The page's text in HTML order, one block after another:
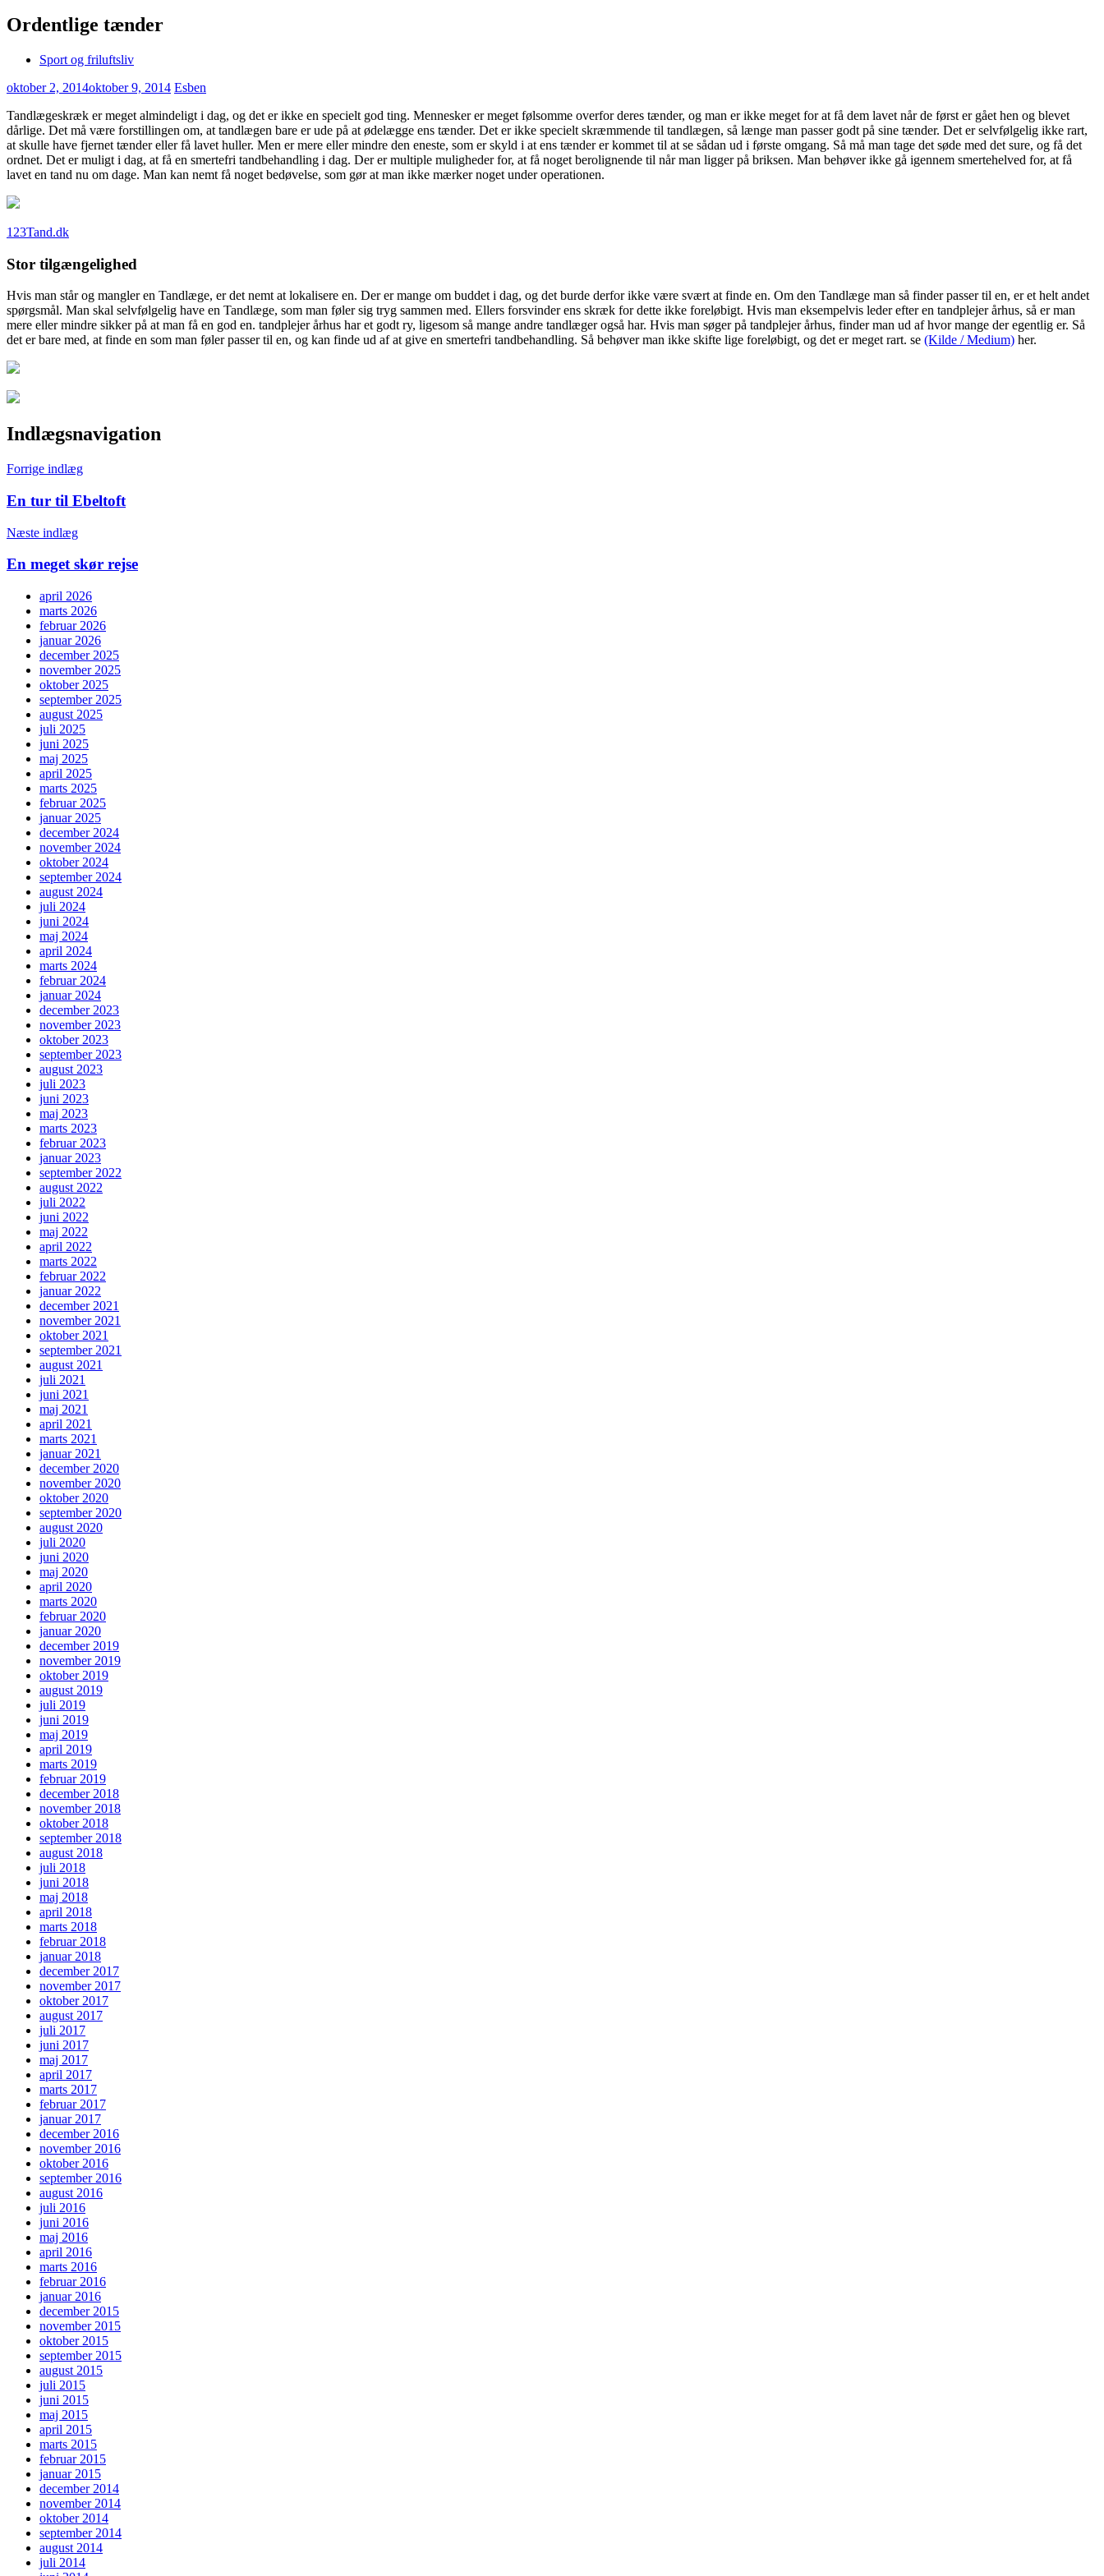
Ordentlige tænder
Sport og friluftsliv
oktober 2, 2014oktober 9, 2014 Esben
Tandlægeskræk er meget almindeligt i dag, og det er ikke en specielt god ting. Mennesker er meget følsomme overfor deres tænder, og man er ikke meget for at få dem lavet når de først er gået hen og blevet
dårlige. Det må være forstillingen om, at tandlægen bare er ude på at ødelægge ens tænder. Det er ikke specielt skræmmende til tandlægen, så længe man passer godt på sine tænder. Det er selvfølgelig ikke rart,
at skulle have fjernet tænder eller få lavet huller. Men er mere eller mindre den eneste, som er skyld i at ens tænder er kommet til at se sådan ud i første omgang. Så må man tage det søde med det sure, og få det
ordnet. Det er muligt i dag, at få en smertefri tandbehandling i dag. Der er multiple muligheder for, at få noget berolignende til når man ligger på briksen. Man behøver ikke gå igennem smertehelved for, at få
lavet en tand nu om dage. Man kan nemt få noget bedøvelse, som gør at man ikke mærker noget under operationen.
123Tand.dk
Stor tilgængelighed
Hvis man står og mangler en Tandlæge, er det nemt at lokalisere en. Der er mange om buddet i dag, og det burde derfor ikke være svært at finde en. Om den Tandlæge man så finder passer til en, er et helt andet
spørgsmål. Man skal selvfølgelig have en Tandlæge, som man føler sig tryg sammen med. Ellers forsvinder ens skræk for dette ikke foreløbigt. Hvis man eksempelvis leder efter en tandplejer århus, så er man
mere eller mindre sikker på at man få en god en. tandplejer århus har et godt ry, ligesom så mange andre tandlæger også har. Hvis man søger på tandplejer århus, finder man ud af hvor mange der egentlig er. Så
det er bare med, at finde en som man føler passer til en, og kan finde ud af at give en smertefri tandbehandling. Så behøver man ikke skifte lige foreløbigt, og det er meget rart. se (Kilde / Medium) her.
Indlægsnavigation
Forrige indlæg
En tur til Ebeltoft
Næste indlæg
En meget skør rejse
april 2026
marts 2026
februar 2026
januar 2026
december 2025
november 2025
oktober 2025
september 2025
august 2025
juli 2025
juni 2025
maj 2025
april 2025
marts 2025
februar 2025
januar 2025
december 2024
november 2024
oktober 2024
september 2024
august 2024
juli 2024
juni 2024
maj 2024
april 2024
marts 2024
februar 2024
januar 2024
december 2023
november 2023
oktober 2023
september 2023
august 2023
juli 2023
juni 2023
maj 2023
marts 2023
februar 2023
januar 2023
september 2022
august 2022
juli 2022
juni 2022
maj 2022
april 2022
marts 2022
februar 2022
januar 2022
december 2021
november 2021
oktober 2021
september 2021
august 2021
juli 2021
juni 2021
maj 2021
april 2021
marts 2021
januar 2021
december 2020
november 2020
oktober 2020
september 2020
august 2020
juli 2020
juni 2020
maj 2020
april 2020
marts 2020
februar 2020
januar 2020
december 2019
november 2019
oktober 2019
august 2019
juli 2019
juni 2019
maj 2019
april 2019
marts 2019
februar 2019
december 2018
november 2018
oktober 2018
september 2018
august 2018
juli 2018
juni 2018
maj 2018
april 2018
marts 2018
februar 2018
januar 2018
december 2017
november 2017
oktober 2017
august 2017
juli 2017
juni 2017
maj 2017
april 2017
marts 2017
februar 2017
januar 2017
december 2016
november 2016
oktober 2016
september 2016
august 2016
juli 2016
juni 2016
maj 2016
april 2016
marts 2016
februar 2016
januar 2016
december 2015
november 2015
oktober 2015
september 2015
august 2015
juli 2015
juni 2015
maj 2015
april 2015
marts 2015
februar 2015
januar 2015
december 2014
november 2014
oktober 2014
september 2014
august 2014
juli 2014